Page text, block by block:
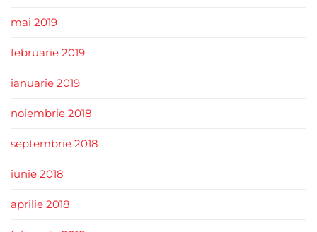
mai 2019
februarie 2019
ianuarie 2019
noiembrie 2018
septembrie 2018
iunie 2018
aprilie 2018